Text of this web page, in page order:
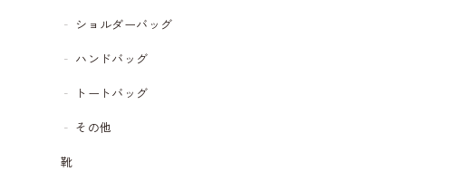
ショルダーバッグ
ハンドバッグ
トートバッグ
その他
靴